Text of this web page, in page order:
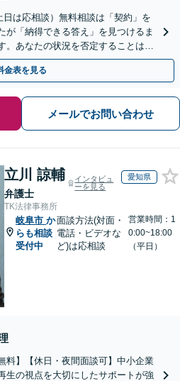
日は応相談）無料相談は「契約」を
が「納得できる答え」を見つけるま
。あなたの状況を否定することは、
心ください。
金表を見る
メールでお問い合わせ
立川 諒輔
弁護士
インタビュ
ーを見る
愛知県
TK法律事務所
岐阜市 か
らも相談
受付中
面談方法(対面・
電話・ビデオな
ど)は応相談
営業時間：1
0:00~18:00
（平日）
料】【休日・夜間面談可】中小企業
生の視点を大切にしたサポートが強